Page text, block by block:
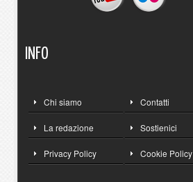
INFO
Chi siamo Contatti
La redazione Sostienici
Privacy Policy Cookie Policy